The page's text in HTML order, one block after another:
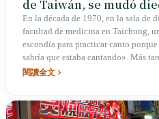
de Taiwán, se mudó
buscando el camino
En la década de 1970, en la sala de
facultad de medicina en Taichung,
escondía para practicar canto
sabría que estaba cantando». Más
ciudad>, <El huérfano de Asia> y
Hong Kong y Beijing: diecinueve
閱讀全文